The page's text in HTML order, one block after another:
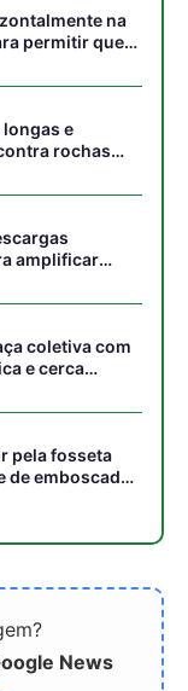
na
permitir que
e
rochas
amplificar
coletiva com
e cerca
pela fosseta
de emboscada
News